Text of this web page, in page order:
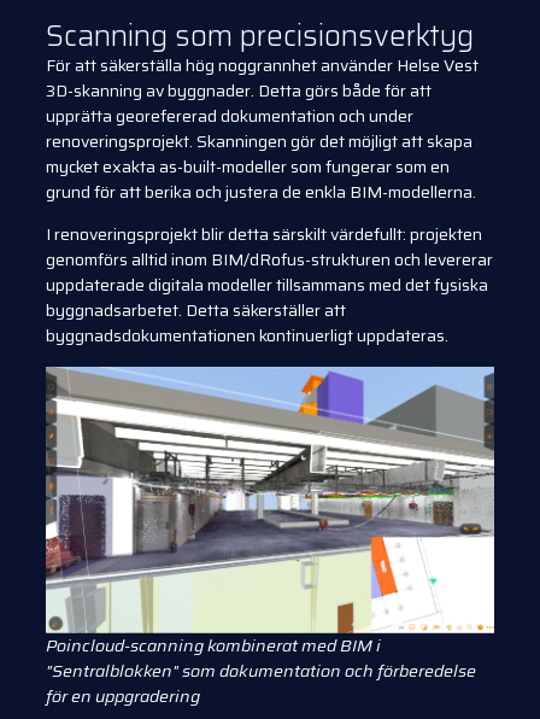
Scanning som precisionsverktyg
För att säkerställa hög noggrannhet använder Helse Vest
3D-skanning av byggnader. Detta görs både för att
upprätta georefererad dokumentation och under
renoveringsprojekt. Skanningen gör det möjligt att skapa
mycket exakta as-built-modeller som fungerar som en
grund för att berika och justera de enkla BIM-modellerna.
I renoveringsprojekt blir detta särskilt värdefullt: projekten
genomförs alltid inom BIM/dRofus-strukturen och levererar
uppdaterade digitala modeller tillsammans med det fysiska
byggnadsarbetet. Detta säkerställer att
byggnadsdokumentationen kontinuerligt uppdateras.
Poincloud-scanning kombinerat med BIM i
"Sentralblokken" som dokumentation och förberedelse
för en uppgradering